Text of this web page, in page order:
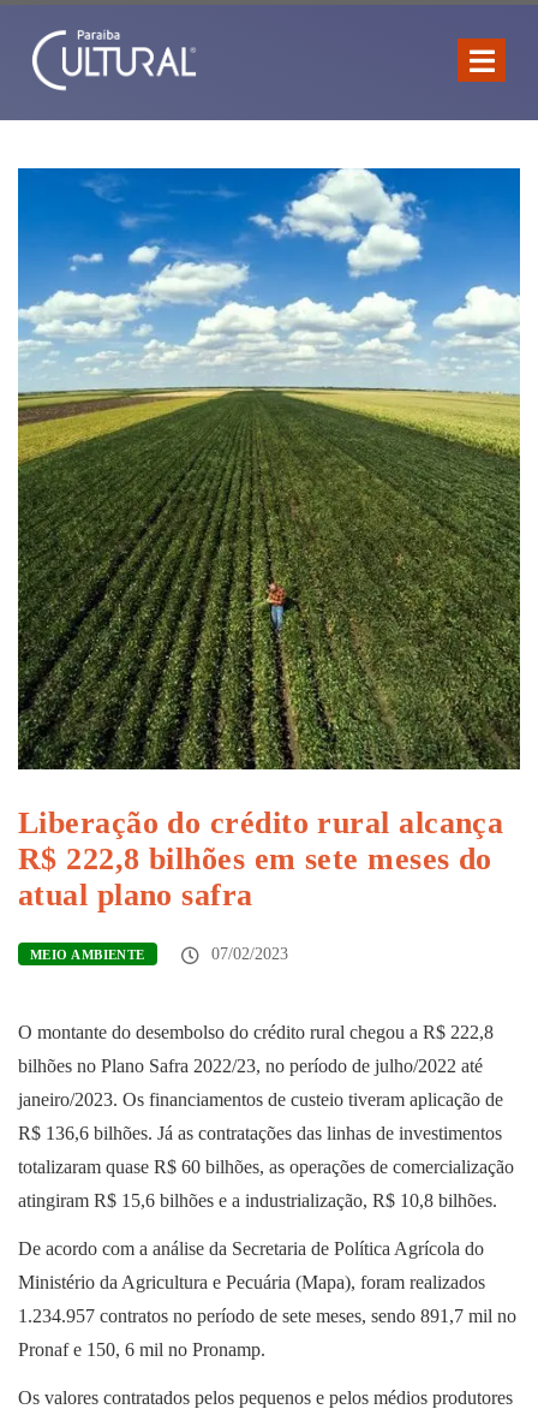
Liberação do crédito rural alcança
R$ 222,8 bilhões em sete meses do
atual plano safra
MEIO AMBIENTE 07/02/2023
O montante do desembolso do crédito rural chegou a R$ 222,8
bilhões no Plano Safra 2022/23, no período de julho/2022 até
janeiro/2023. Os financiamentos de custeio tiveram aplicação de
R$ 136,6 bilhões. Já as contratações das linhas de investimentos
totalizaram quase R$ 60 bilhões, as operações de comercialização
atingiram R$ 15,6 bilhões e a industrialização, R$ 10,8 bilhões.
De acordo com a análise da Secretaria de Política Agrícola do
Ministério da Agricultura e Pecuária (Mapa), foram realizados
1.234.957 contratos no período de sete meses, sendo 891,7 mil no
Pronaf e 150, 6 mil no Pronamp.
Os valores contratados pelos pequenos e pelos médios produtores